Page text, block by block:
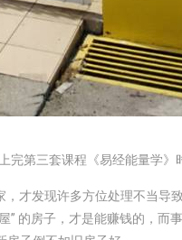
第三套课程《易经能量学》
才发现许多方位处理不当导
的房子，才是能赚钱的，而